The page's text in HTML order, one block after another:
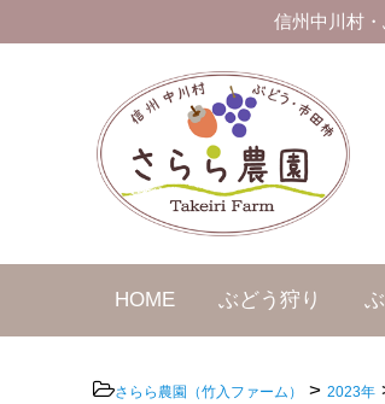
信州中川村
HOME ぶどう狩り
さらら農園（竹入ファーム） > 2023年